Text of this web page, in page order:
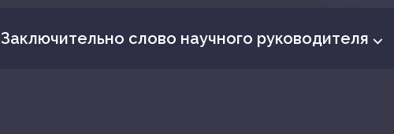
Заключительно слово научного руководителя ⌵